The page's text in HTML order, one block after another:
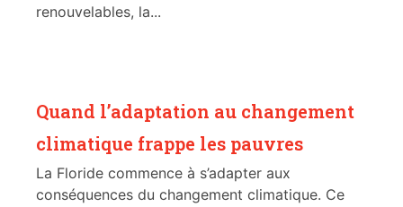
renouvelables, la...
Quand l’adaptation au changement
climatique frappe les pauvres
La Floride commence à s’adapter aux
conséquences du changement climatique. Ce